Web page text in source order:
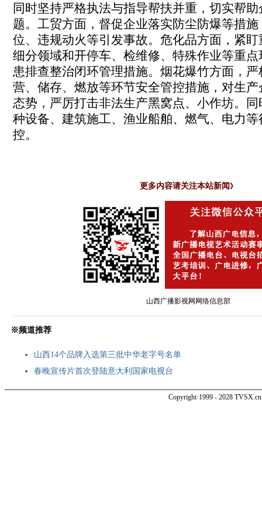
同时坚持严格执法与指导帮扶并重，切实帮
题。工贸方面，督促企业落实防尘防爆等措
位、违规动火等引发事故。危化品方面，紧
细分领域和开停车、检维修、特殊作业等重
患排查整治闭环管理措施。烟花爆竹方面，
营、储存、燃放等环节安全管控措施，对生
态势，严厉打击非法生产黑窝点、小作坊。
种设备、建筑施工、渔业船舶、燃气、电力
控。
更多内容请关注本站新闻》
山西广播影视网网络信息部
※频道推荐
山西14个品牌入选第三批中华老字号名单
春晚宣传片首次登陆意大利国家电视台
Copyright·1999 - 2028